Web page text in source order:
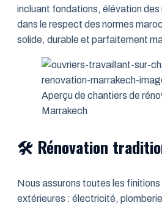
incluant fondations, élévation
dans le respect des normes
solide, durable et parfaitement
Aperçu de chantiers de
Marrakech
🛠️ Rénovation
Nous assurons toutes les
extérieures : électricité,